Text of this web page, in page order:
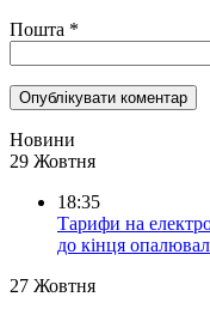
Пошта *
Новини
29 Жовтня
18:35
Тарифи на
до кінця
27 Жовтня